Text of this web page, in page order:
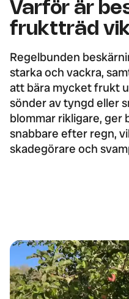
Varför är
fruktträd
Regelbunden
starka och vackra,
att bära mycket frukt
sönder av tyngd eller
blommar rikligare,
snabbare efter regn,
skadegörare och